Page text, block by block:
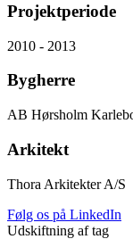
Projektperiode
2010 - 2013
Bygherre
AB Hørsholm
Arkitekt
Thora Arkitekter A/S
Følg os på LinkedIn
Udskiftning af tag